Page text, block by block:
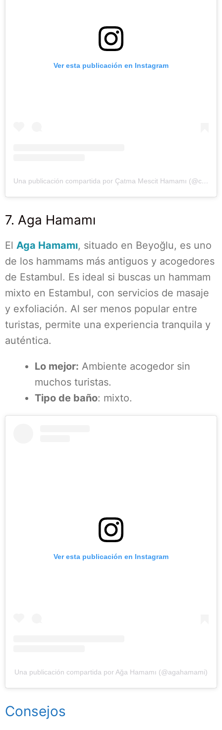
Ver esta publicación en Instagram
Una publicación compartida por Çatma Mescit Hamamı (@catmamescithamami)
7. Aga Hamamı
El Aga Hamamı, situado en Beyoğlu, es uno
de los hammams más antiguos y acogedores
de Estambul. Es ideal si buscas un hammam
mixto en Estambul, con servicios de masaje
y exfoliación. Al ser menos popular entre
turistas, permite una experiencia tranquila y
auténtica.
Lo mejor: Ambiente acogedor sin
muchos turistas.
Tipo de baño: mixto.
Ver esta publicación en Instagram
Una publicación compartida por Ağa Hamamı (@agahamami)
Consejos